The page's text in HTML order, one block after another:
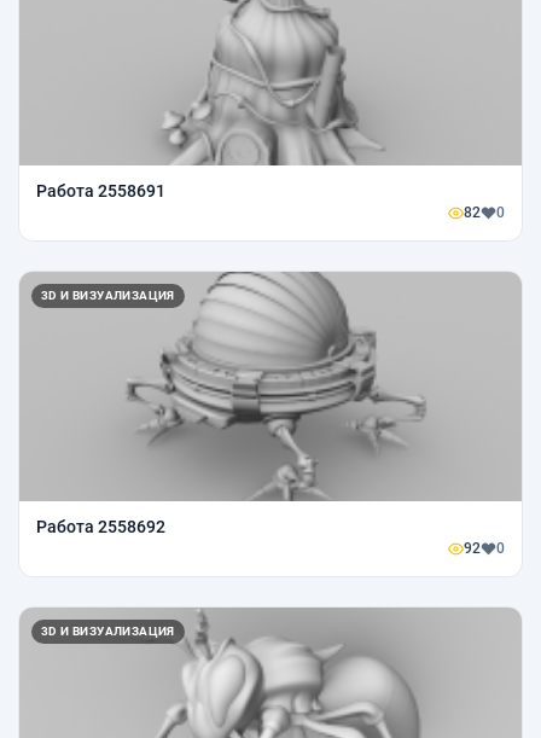
Работа 2558691
82 0
3D И ВИЗУАЛИЗАЦИЯ
Работа 2558692
92 0
3D И ВИЗУАЛИЗАЦИЯ